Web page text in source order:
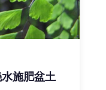
施肥盆土